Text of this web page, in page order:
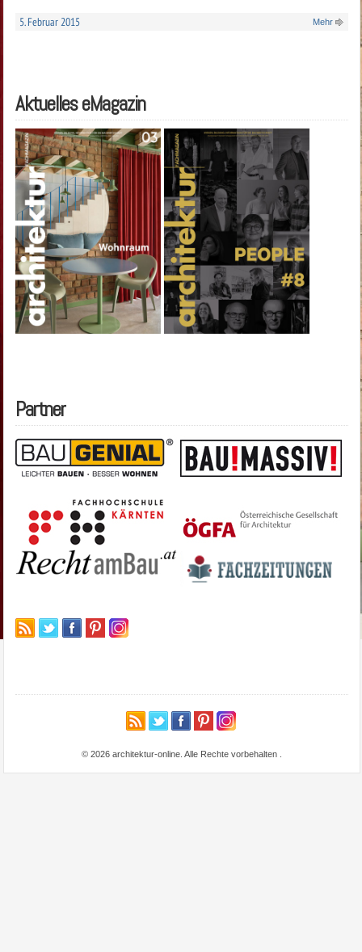
5. Februar 2015 Mehr
Aktuelles eMagazin
Partner
© 2026 architektur-online. Alle Rechte vorbehalten .